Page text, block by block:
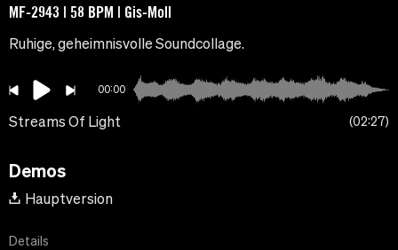
MF-2943 | 58 BPM | Gis-Moll
Ruhige, geheimnisvolle Soundcollage.
00:00
Streams Of Light 02:27
Demos
Hauptversion
Details